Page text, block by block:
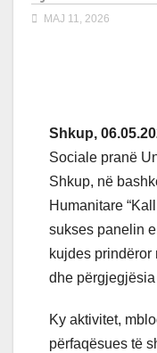
MAJ 11, 2026
Shkup,
Sociale pranë
Shkup, në
Humanitare
sukses panelin
kujdes prindëror
dhe përgjegjësia
Ky aktivitet,
përfaqësues të